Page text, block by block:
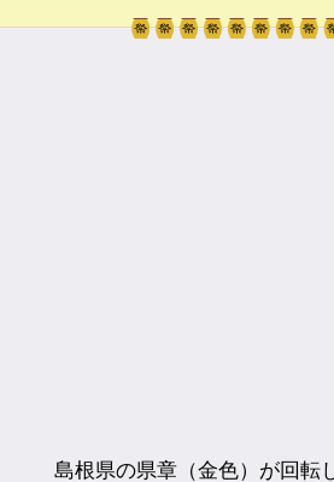
島根県の県章（金色）が回転